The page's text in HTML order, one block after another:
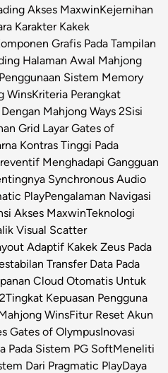
Akses MaxwinKejernihan
Karakter Kakek
Grafis Pada Tampilan
Halaman Awal Mahjong
Sistem Memory
WinsKriteria Perangkat
Mahjong Ways 2Sisi
Grid Layar Gates of
Kontras Tinggi Pada
Menghadapi Gangguan
Synchronous Audio
PlayPengalaman Navigasi
Akses MaxwinTeknologi
Visual Scatter
Adaptif Kakek Zeus Pada
Transfer Data Pada
Cloud Otomatis Untuk
Tingkat Kepuasan Pengguna
WinsFitur Reset Akun
Gates of OlympusInovasi
Pada Sistem PG SoftMeneliti
Dari Pragmatic PlayDaya